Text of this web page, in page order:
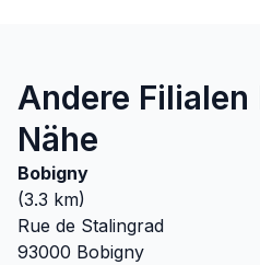
Andere
Nähe
Bobigny
(3.3 km)
Rue de Stalingrad
93000 Bobigny